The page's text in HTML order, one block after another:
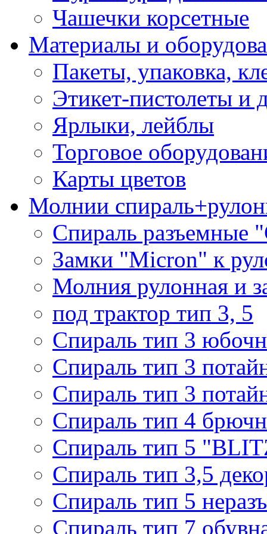
Чашечки корсетные
Материалы и
Пакеты, упаковка,
Этикет-пистолеты и
Ярлыки, лейблы
Торговое
Карты цветов
Молнии
Спираль разъемные
Замки "Micron" к
Молния рулонная и
под трактор тип 3, 5
Спираль тип 3
Спираль тип 3
Спираль тип 3
Спираль тип 4
Спираль тип 5
Спираль тип 3,5
Спираль тип 5
Спираль тип 7